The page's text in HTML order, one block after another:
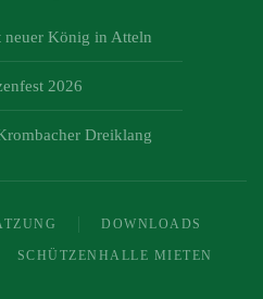
neuer König in Atteln
2026
Dreiklang
DOWNLOADS
SCHÜTZENHALLE MIETEN